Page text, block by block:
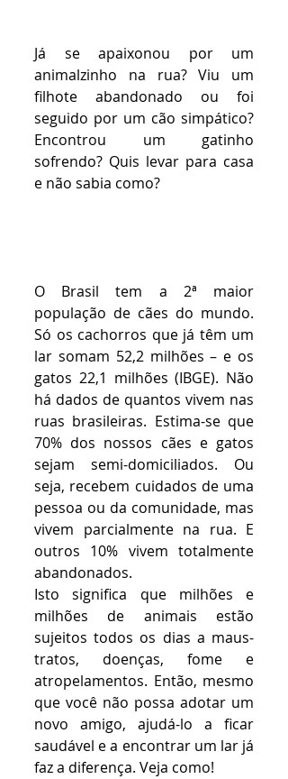
Já se apaixonou por um
animalzinho na rua? Viu um
filhote abandonado ou foi
seguido por um cão simpático?
Encontrou um gatinho
sofrendo? Quis levar para casa
e não sabia como?
O Brasil tem a 2ª maior
população de cães do mundo.
Só os cachorros que já têm um
lar somam 52,2 milhões – e os
gatos 22,1 milhões (IBGE). Não
há dados de quantos vivem nas
ruas brasileiras. Estima-se que
70% dos nossos cães e gatos
sejam semi-domiciliados. Ou
seja, recebem cuidados de uma
pessoa ou da comunidade, mas
vivem parcialmente na rua. E
outros 10% vivem totalmente
abandonados.
Isto significa que milhões e
milhões de animais estão
sujeitos todos os dias a maus-
tratos, doenças, fome e
atropelamentos. Então, mesmo
que você não possa adotar um
novo amigo, ajudá-lo a ficar
saudável e a encontrar um lar já
faz a diferença. Veja como!